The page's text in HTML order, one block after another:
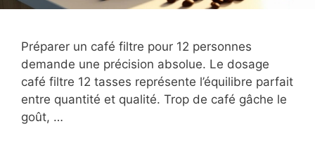
Préparer un café filtre pour 12 personnes
demande une précision absolue. Le dosage
café filtre 12 tasses représente l’équilibre parfait
entre quantité et qualité. Trop de café gâche le
goût, …